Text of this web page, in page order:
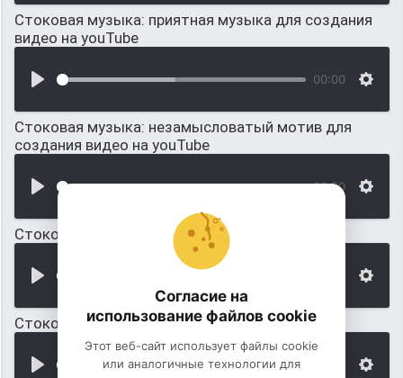
Стоковая музыка: приятная музыка для создания
видео на youTube
00:00
Стоковая музыка: незамысловатый мотив для
создания видео на youTube
00:00
Стоковая музыка: для триллера
Стоковая музыка: на пианино
Согласие на
использование файлов cookie
Этот веб-сайт использует файлы cookie
или аналогичные технологии для